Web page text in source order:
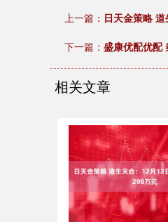
上一篇： 日天金策略
下一篇： 盛康优配优配
相关文章